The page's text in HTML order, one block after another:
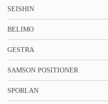
SEISHIN
BELIMO
GESTRA
SAMSON POSITIONER
SPORLAN